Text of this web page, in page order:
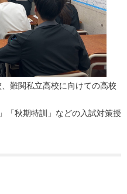
難関私立高校に向けての高校
「秋期特訓」などの入試対策授